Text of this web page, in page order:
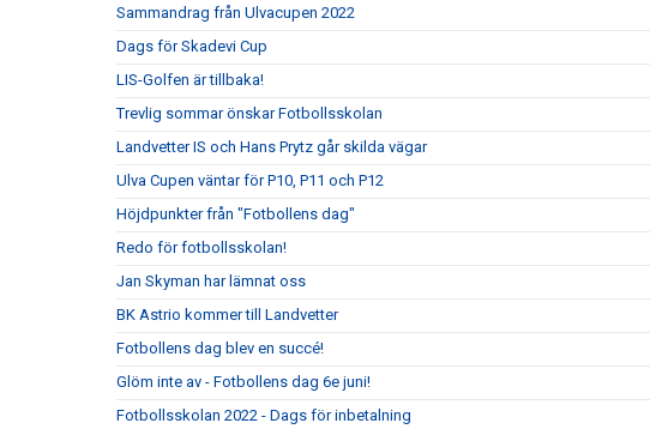
Sammandrag från Ulvacupen 2022
Dags för Skadevi Cup
LIS-Golfen är tillbaka!
Trevlig sommar önskar Fotbollsskolan
Landvetter IS och Hans Prytz går skilda vägar
Ulva Cupen väntar för P10, P11 och P12
Höjdpunkter från "Fotbollens dag"
Redo för fotbollsskolan!
Jan Skyman har lämnat oss
BK Astrio kommer till Landvetter
Fotbollens dag blev en succé!
Glöm inte av - Fotbollens dag 6e juni!
Fotbollsskolan 2022 - Dags för inbetalning